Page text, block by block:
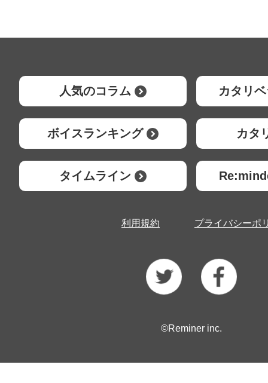
人気のコラム カタリ
ボイスランキング カタ
タイムライン
利用規約 プライバシーポ
©Reminer inc.